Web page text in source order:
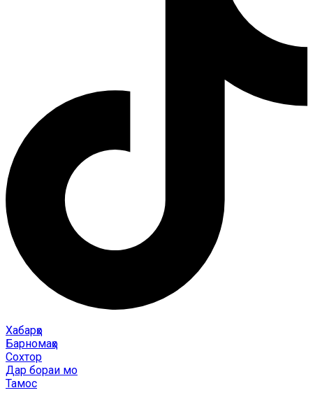
Хабарҳо
Барномаҳо
Сохтор
Дар бораи мо
Тамос